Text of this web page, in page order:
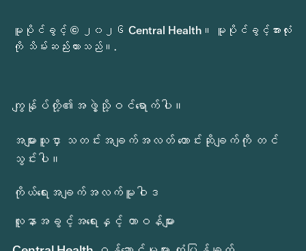
မူပိုင်ခွင့် © ၂၀၂၆ Central Health။ မူပိုင်ခွင့်အားလုံး
ကို သိမ်းဆည်းထားသည်။.
ကျွန်ုပ်တို့၏အဖွဲ့သို့ဝင်ရောက်ပါ။
အများသူငှာ သတင်းအချက်အလတ် တောင်းဆိုချက်ကို တင်
သွင်းပါ။
ကိုယ်ရေးအချက်အလက်မူဝါဒ
လူနာအခွင့်အရေးနှင့် တာဝန်များ